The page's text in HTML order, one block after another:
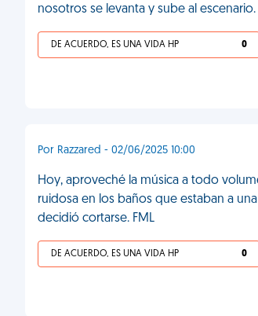
nosotros se levanta y sube al
DE ACUERDO, ES UNA VIDA HP 0
Por Razzared - 02/06/2025 10:00
Hoy, aproveché la música a todo
ruidosa en los baños que estaban a
decidió cortarse. FML
DE ACUERDO, ES UNA VIDA HP 0